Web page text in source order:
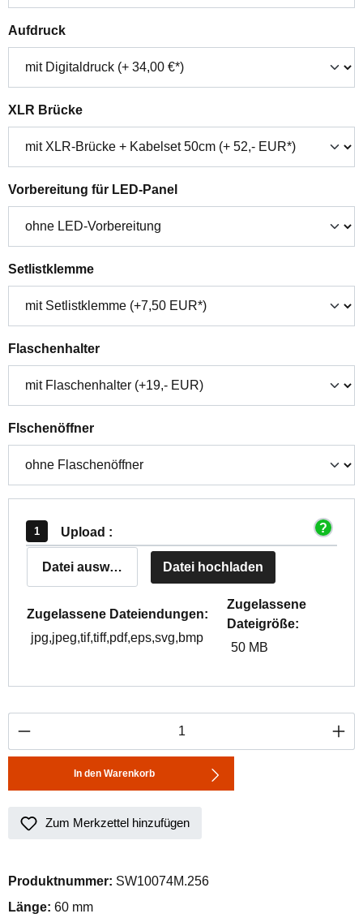
Aufdruckauswählen
XLR Brückeauswählen
Vorbereitung für LED-Panelauswählen
Setlistklemmeauswählen
Flaschenhalterauswählen
Flschenöffnerauswählen
Upload :
Datei auswählen Datei hochladen
Zugelassene Dateiendungen:
jpg,jpeg,tif,tiff,pdf,eps,svg,bmp
Zugelassene
Dateigröße:
50 MB
Produkt Anzahl: Gib den gewünschten
In den Warenkorb
Zum Merkzettel hinzufügen
Produktnummer: SW10074M.256
Länge: 60 mm